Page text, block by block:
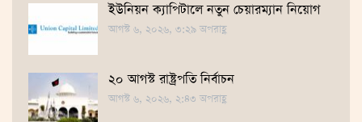
ইউনিয়ন ক্যাপিটালে নতুন চেয়ারম্যান নিয়োগ
আগস্ট ৬, ২০২৬, ৩:২৯ অপরাহ্ণ
২০ আগস্ট রাষ্ট্রপতি নির্বাচন
আগস্ট ৬, ২০২৬, ২:৪৩ অপরাহ্ণ